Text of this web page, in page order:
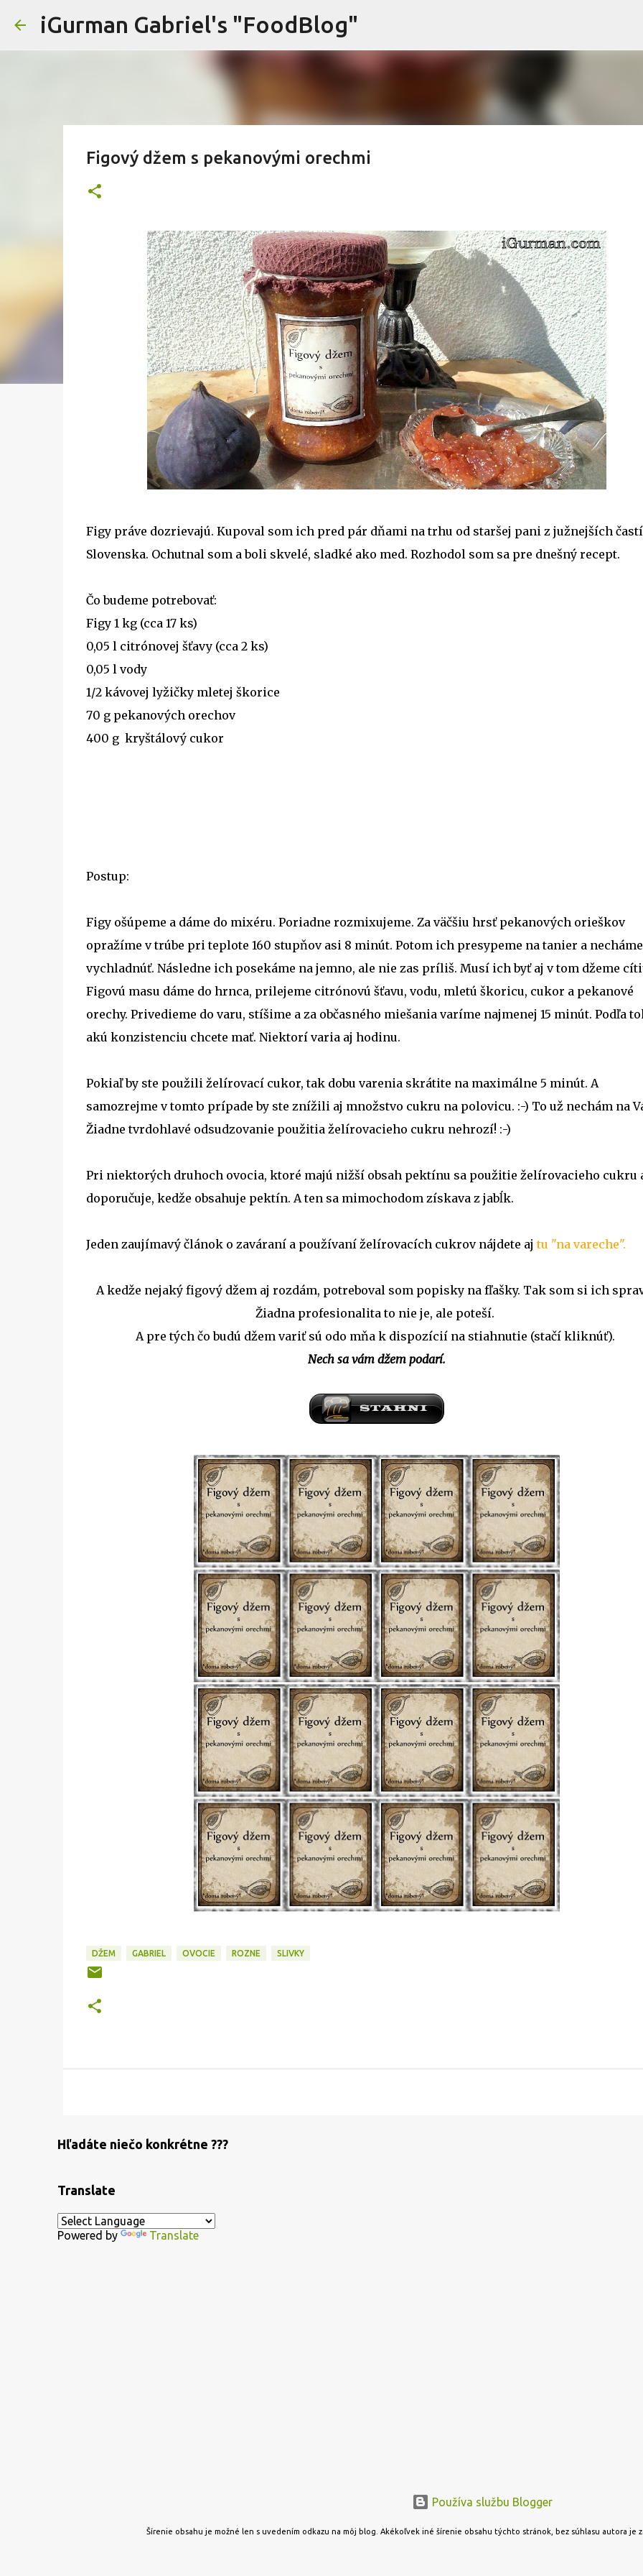
iGurman Gabriel's "FoodBlog"
Figový džem s pekanovými orechmi
Figy práve dozrievajú. Kupoval som ich pred pár dňami na trhu od staršej pani z južnejších častí
Slovenska. Ochutnal som a boli skvelé, sladké ako med. Rozhodol som sa pre dnešný recept.
Čo budeme potrebovať:
Figy 1 kg (cca 17 ks)
0,05 l citrónovej šťavy (cca 2 ks)
0,05 l vody
1/2 kávovej lyžičky mletej škorice
70 g pekanových orechov
400 g kryštálový cukor
Postup:
Figy ošúpeme a dáme do mixéru. Poriadne rozmixujeme. Za väčšiu hrsť pekanových orieškov
opražíme v trúbe pri teplote 160 stupňov asi 8 minút. Potom ich presypeme na tanier a necháme
vychladnúť. Následne ich posekáme na jemno, ale nie zas príliš. Musí ich byť aj v tom džeme
Figovú masu dáme do hrnca, prilejeme citrónovú šťavu, vodu, mletú škoricu, cukor a pekanové
orechy. Privedieme do varu, stíšime a za občasného miešania varíme najmenej 15 minút. Podľa
akú konzistenciu chcete mať. Niektorí varia aj hodinu.
Pokiaľ by ste použili želírovací cukor, tak dobu varenia skrátite na maximálne 5 minút. A
samozrejme v tomto prípade by ste znížili aj množstvo cukru na polovicu. :-) To už nechám na
Žiadne tvrdohlavé odsudzovanie použitia želírovacieho cukru nehrozí! :-)
Pri niektorých druhoch ovocia, ktoré majú nižší obsah pektínu sa použitie želírovacieho cukru
doporučuje, kedže obsahuje pektín. A ten sa mimochodom získava z jabĺk.
Jeden zaujímavý článok o zaváraní a používaní želírovacích cukrov nájdete ajtu "na vareche".
A kedže nejaký figový džem aj rozdám, potreboval som popisky na fľašky. Tak som si ich
Žiadna profesionalita to nie je, ale poteší.
A pre tých čo budú džem variť sú odo mňa k dispozícií na stiahnutie (stačí kliknúť).
Nech sa vám džem podarí.
DŽEM GABRIEL OVOCIE ROZNE SLIVKY
Hľadáte niečo konkrétne ???
Translate
Powered by Translate
Používa službu Blogger
Šírenie obsahu je možné len s uvedením odkazu na môj blog. Akékoľvek iné šírenie obsahu týchto stránok, bez súhlasu autora je